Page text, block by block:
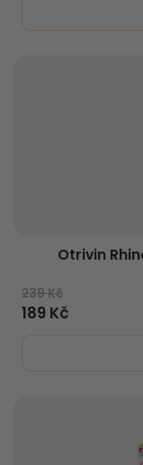
Otrivin
239 Kč
189 Kč